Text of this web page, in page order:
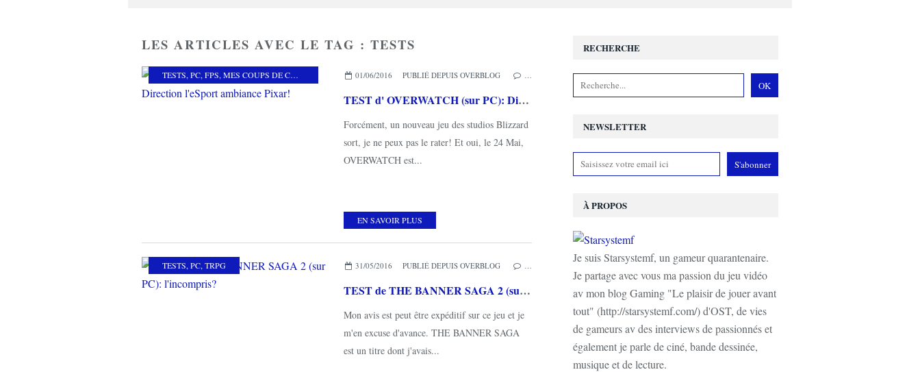
LES ARTICLES AVEC LE TAG : TESTS
TESTS, PC, FPS, MES COUPS DE COEUR 01/06/2016 PUBLIÉ DEPUIS OVERBLOG
TEST d' OVERWATCH (sur PC): Direction l'eSport ambiance Pixar!
Forcément, un nouveau jeu des studios Blizzard
sort, je ne peux pas le rater! Et oui, le 24 Mai,
OVERWATCH est...
EN SAVOIR PLUS
TESTS, PC, TRPG 31/05/2016 PUBLIÉ DEPUIS OVERBLOG
TEST de THE BANNER SAGA 2 (sur PC): l'incompris?
Mon avis est peut être expéditif sur ce jeu et je
m'en excuse d'avance. THE BANNER SAGA
est un titre dont j'avais...
NEWSLETTER
RECHERCHE
À PROPOS
Je suis Starsystemf, un gameur quarantenaire.
Je partage avec vous ma passion du jeu vidéo
av mon blog Gaming "Le plaisir de jouer avant
tout" (http://starsystemf.com/) d'OST, de vies
de gameurs av des interviews de passionnés et
également je parle de ciné, bande dessinée,
musique et de lecture.